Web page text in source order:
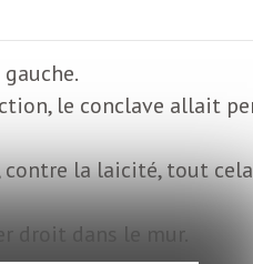
le conclave allait
la laicité, tout
droit dans le mur.